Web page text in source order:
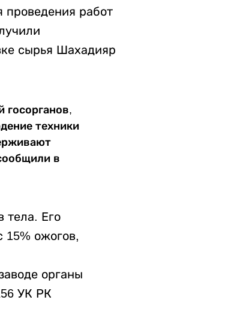
проведения работ
сырья Шахадияр
госорганов,
техники
в
тела. Его
15% ожогов,
органы
УК РК